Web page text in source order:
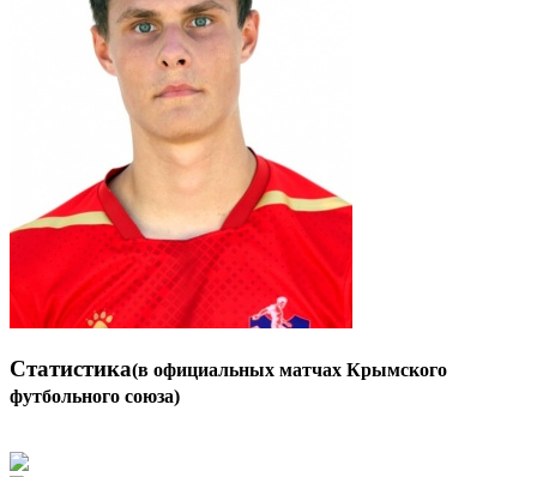
Статистика(в официальных матчах Крымского
футбольного союза)